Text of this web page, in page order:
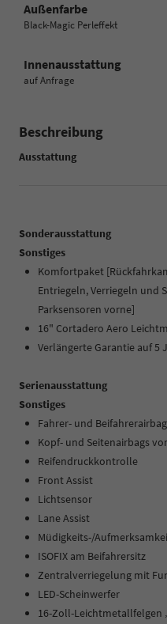
Außenfarbe
Black-Magic Perleffekt
Innenausstattung
auf Anfrage
Beschreibung
Ausstattung
Sonderausstattung
Sonstiges
Komfortpaket
Entriegeln, Verriegeln und
Parksensoren vorne]
16" Cortadero Aero
Verlängerte Garantie auf 5
Serienausstattung
Sonstiges
Fahrer- und
Kopf- und Seitenairbags
Reifendruckkontrolle
Front Assist
Lichtsensor
Lane Assist
Müdigkeits-/
ISOFIX am Beifahrersitz
Zentralverriegelung mit
LED-Scheinwerfer
16-Zoll-Leichtmetallfelgen